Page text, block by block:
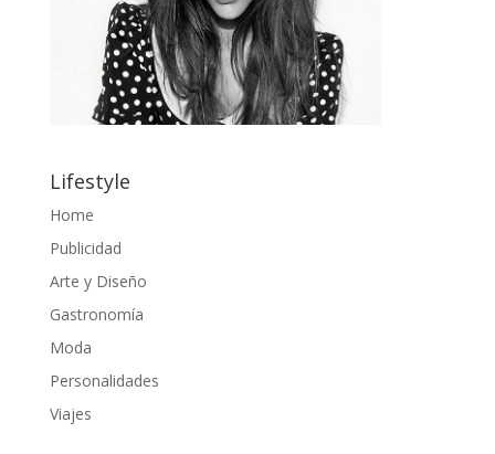
Lifestyle
Home
Publicidad
Arte y Diseño
Gastronomía
Moda
Personalidades
Viajes